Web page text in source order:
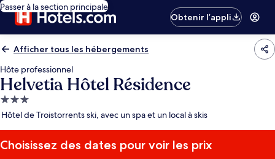
Passer à la section principale
Obtenir l’appli
Afficher tous les hébergements
Hôte professionnel
Helvetia Hôtel Résidence
Hébergement
3.0 étoiles
Hôtel de Troistorrents ski, avec un spa et un local à skis
Choisissez des dates pour voir les prix